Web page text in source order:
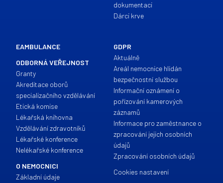
dokumentaci
Dárci krve
EAMBULANCE
ODBORNÁ VEŘEJNOST
Granty
Akreditace oborů
specializačního vzdělávání
Etická komise
Lékařská knihovna
Vzdělávání zdravotníků
Lékařské konference
Nelékařské konference
O NEMOCNICI
Základní údaje
GDPR
Aktuálně
Areál nemocnice hlídán
bezpečnostní službou
Informační oznámení o
pořízování kamerových
záznamů
Informace pro zaměstnance o
zpracování jejich osobních
údajů
Zpracování osobních údajů
Cookies nastavení